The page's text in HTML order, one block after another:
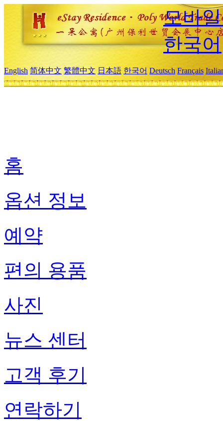
모바
한국어
English 简体中文 繁體中文 日本語 한국어 Deutsch Français
홈
옵션 정보
예약
편의 용품
사진
뉴스 센터
고객 후기
연락하기